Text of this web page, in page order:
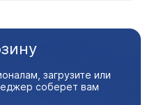
загрузите или
соберет вам